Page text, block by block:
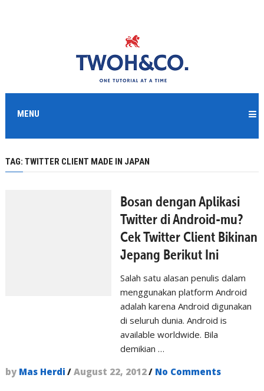
MENU
TAG: TWITTER CLIENT MADE IN JAPAN
Bosan dengan Aplikasi
Twitter di Android-mu?
Cek Twitter Client Bikinan
Jepang Berikut Ini
Salah satu alasan penulis dalam
menggunakan platform Android
adalah karena Android digunakan
di seluruh dunia. Android is
available worldwide. Bila
demikian …
by Mas Herdi / August 22, 2012/ No Comments